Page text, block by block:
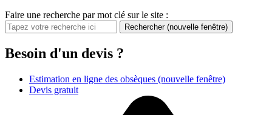
Faire une recherche par mot clé sur le site :
Rechercher (nouvelle fenêtre)
Besoin d'un devis ?
Estimation en ligne des obsèques (nouvelle fenêtre)
Devis gratuit